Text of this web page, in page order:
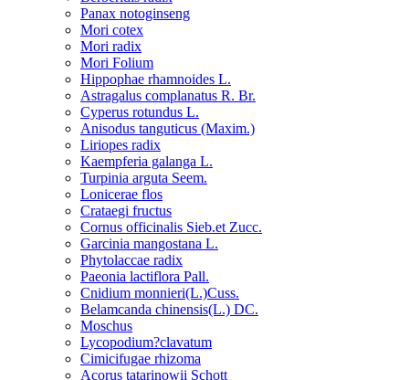
Panax notoginseng
Mori cotex
Mori radix
Mori Folium
Hippophae rhamnoides L.
Astragalus complanatus R. Br.
Cyperus rotundus L.
Anisodus tanguticus (Maxim.)
Liriopes radix
Kaempferia galanga L.
Turpinia arguta Seem.
Lonicerae flos
Crataegi fructus
Cornus officinalis Sieb.et Zucc.
Garcinia mangostana L.
Phytolaccae radix
Paeonia lactiflora Pall.
Cnidium monnieri(L.)Cuss.
Belamcanda chinensis(L.) DC.
Moschus
Lycopodium?clavatum
Cimicifugae rhizoma
Acorus tatarinowii Schott